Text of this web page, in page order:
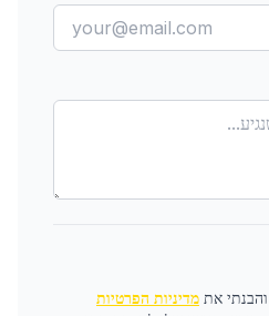
את מדיניות הפרטיות